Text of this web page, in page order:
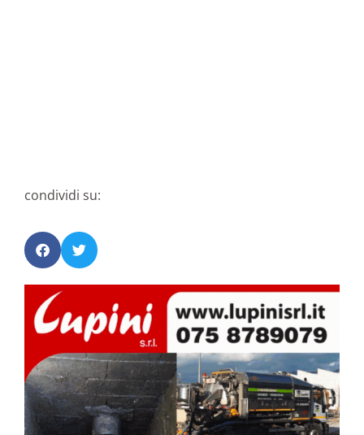
condividi su: